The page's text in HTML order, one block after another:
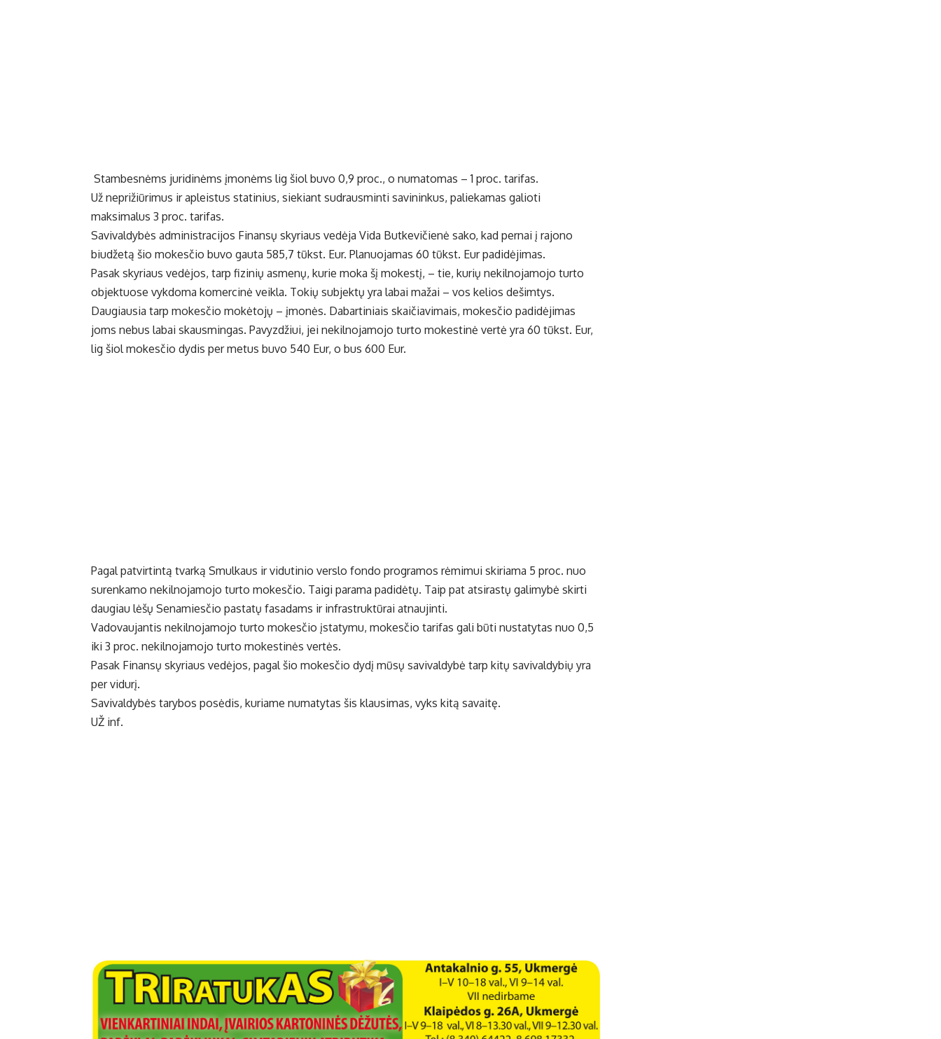
Stambesnėms juridinėms įmonėms lig šiol buvo 0,9 proc., o numatomas – 1 proc. tarifas.
Už neprižiūrimus ir apleistus statinius, siekiant sudrausminti savininkus, paliekamas galioti
maksimalus 3 proc. tarifas.
Savivaldybės administracijos Finansų skyriaus vedėja Vida Butkevičienė sako, kad pernai į rajono
biudžetą šio mokesčio buvo gauta 585,7 tūkst. Eur. Planuojamas 60 tūkst. Eur padidėjimas.
Pasak skyriaus vedėjos, tarp fizinių asmenų, kurie moka šį mokestį, – tie, kurių nekilnojamojo turto
objektuose vykdoma komercinė veikla. Tokių subjektų yra labai mažai – vos kelios dešimtys.
Daugiausia tarp mokesčio mokėtojų – įmonės. Dabartiniais skaičiavimais, mokesčio padidėjimas
joms nebus labai skausmingas. Pavyzdžiui, jei nekilnojamojo turto mokestinė vertė yra 60 tūkst. Eur,
lig šiol mokesčio dydis per metus buvo 540 Eur, o bus 600 Eur.
Pagal patvirtintą tvarką Smulkaus ir vidutinio verslo fondo programos rėmimui skiriama 5 proc. nuo
surenkamo nekilnojamojo turto mokesčio. Taigi parama padidėtų. Taip pat atsirastų galimybė skirti
daugiau lėšų Senamiesčio pastatų fasadams ir infrastruktūrai atnaujinti.
Vadovaujantis nekilnojamojo turto mokesčio įstatymu, mokesčio tarifas gali būti nustatytas nuo 0,5
iki 3 proc. nekilnojamojo turto mokestinės vertės.
Pasak Finansų skyriaus vedėjos, pagal šio mokesčio dydį mūsų savivaldybė tarp kitų savivaldybių yra
per vidurį.
Savivaldybės tarybos posėdis, kuriame numatytas šis klausimas, vyks kitą savaitę.
UŽ inf.